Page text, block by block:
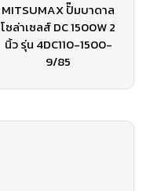
MITSUMAX ปั๊มบาดาล
โซล่าเซลส์ DC 1500W 2
นิ้ว รุ่น 4DC110-1500-
9/85